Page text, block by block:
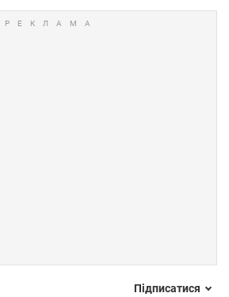
Підписатися